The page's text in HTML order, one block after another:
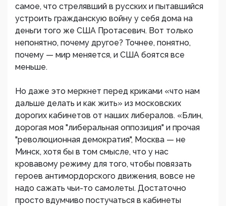
самое, что стрелявший в русских и пытавшийся
устроить гражданскую войну у себя дома на
деньги того же США Протасевич. Вот только
непонятно, почему другое? Точнее, понятно,
почему — мир меняется, и США боятся все
меньше.
Но даже это меркнет перед криками «что нам
дальше делать и как жить» из московских
дорогих кабинетов от наших либералов. «Блин,
дорогая моя "либеральная оппозиция" и прочая
"революционная демократия", Москва — не
Минск, хотя бы в том смысле, что у нас
кровавому режиму для того, чтобы повязать
героев антимордорского движения, вовсе не
надо сажать чьи-то самолеты. Достаточно
просто вдумчиво постучаться в кабинеты